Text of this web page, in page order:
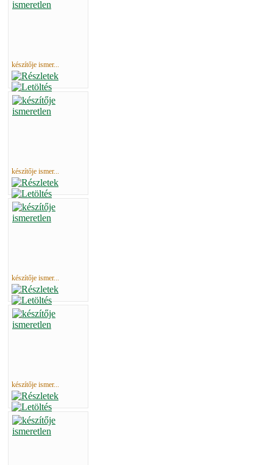
készítője ismer...
készítője ismer...
készítője ismer...
készítője ismer...